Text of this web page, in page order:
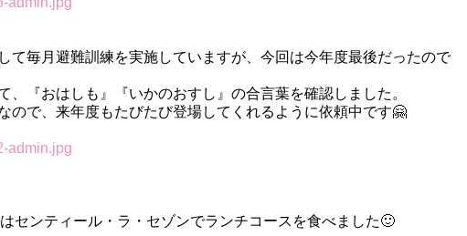
毎月避難訓練を実施していますが、今回は今年度最後だったので
『おはしも』『いかのおすし』の合言葉を確認しました。
で、来年度もたびたび登場してくれるように依頼中です🤗
ンティール・ラ・セゾンでランチコースを食べました🙂